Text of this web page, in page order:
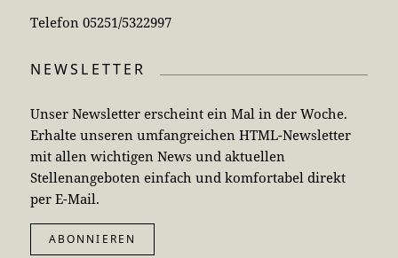
Telefon 05251/5322997
NEWSLETTER
Unser Newsletter erscheint ein Mal in der Woche.
Erhalte unseren umfangreichen HTML-Newsletter
mit allen wichtigen News und aktuellen
Stellenangeboten einfach und komfortabel direkt
per E-Mail.
ABONNIEREN